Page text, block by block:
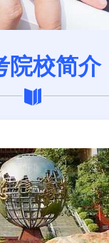
院校简介